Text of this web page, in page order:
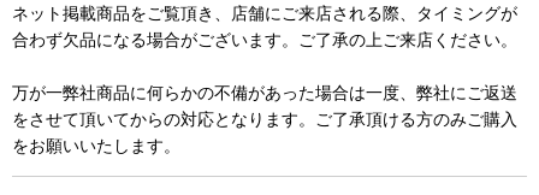
ネット掲載商品をご覧頂き、店舗にご来店される際、タイミングが
合わず欠品になる場合がございます。ご了承の上ご来店ください。
万が一弊社商品に何らかの不備があった場合は一度、弊社にご返送
をさせて頂いてからの対応となります。ご了承頂ける方のみご購入
をお願いいたします。